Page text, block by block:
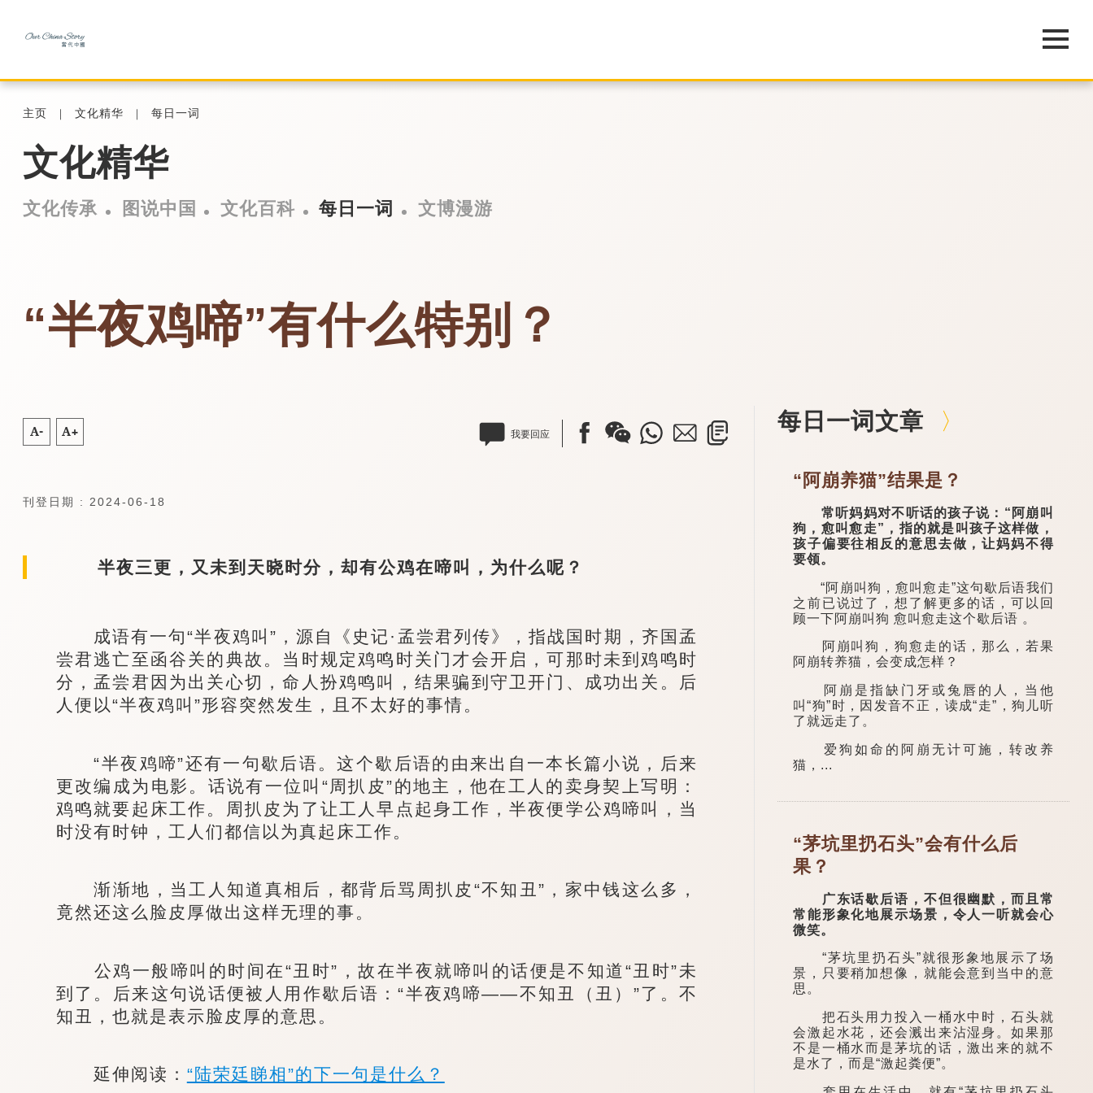
主页 文化精华 每日一词
文化精华
文化传承 图说中国 文化百科 每日一词 文博漫游
“半夜鸡啼”有什么特别？
A- A+ 我要回应
刊登日期 : 2024-06-18
半夜三更，又未到天晓时分，却有公鸡在啼叫，为什么呢？
成语有一句“半夜鸡叫”，源自《史记·孟尝君列传》，指战国时期，齐国孟
尝君逃亡至函谷关的典故。当时规定鸡鸣时关门才会开启，可那时未到鸡鸣时
分，孟尝君因为出关心切，命人扮鸡鸣叫，结果骗到守卫开门、成功出关。后
人便以“半夜鸡叫”形容突然发生，且不太好的事情。
“半夜鸡啼”还有一句歇后语。这个歇后语的由来出自一本长篇小说，后来
更改编成为电影。话说有一位叫“周扒皮”的地主，他在工人的卖身契上写明：
鸡鸣就要起床工作。周扒皮为了让工人早点起身工作，半夜便学公鸡啼叫，当
时没有时钟，工人们都信以为真起床工作。
渐渐地，当工人知道真相后，都背后骂周扒皮“不知丑”，家中钱这么多，
竟然还这么脸皮厚做出这样无理的事。
公鸡一般啼叫的时间在“丑时”，故在半夜就啼叫的话便是不知道“丑时”未
到了。后来这句说话便被人用作歇后语：“半夜鸡啼——不知丑（丑）”了。不
知丑，也就是表示脸皮厚的意思。
延伸阅读： “陆荣廷睇相”的下一句是什么？
每日一词文章
“阿崩养猫”结果是？
常听妈妈对不听话的孩子说：“阿崩叫
狗，愈叫愈走”，指的就是叫孩子这样做，
孩子偏要往相反的意思去做，让妈妈不得
要领。
“阿崩叫狗，愈叫愈走”这句歇后语我们
之前已说过了，想了解更多的话，可以回
顾一下阿崩叫狗 愈叫愈走这个歇后语 。
阿崩叫狗，狗愈走的话，那么，若果
阿崩转养猫，会变成怎样？
阿崩是指缺门牙或兔唇的人，当他
叫“狗”时，因发音不正，读成“走”，狗儿听
了就远走了。
爱狗如命的阿崩无计可施，转改养
猫，...
“茅坑里扔石头”会有什么后
果？
广东话歇后语，不但很幽默，而且常
常能形象化地展示场景，令人一听就会心
微笑。
“茅坑里扔石头”就很形象地展示了场
景，只要稍加想像，就能会意到当中的意
思。
把石头用力投入一桶水中时，石头就
会激起水花，还会溅出来沾湿身。如果那
不是一桶水而是茅坑的话，激出来的就不
是水了，而是“激起粪便”。